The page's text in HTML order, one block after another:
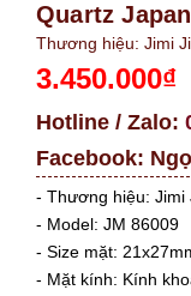
Quartz Japan
Thương hiệu: Jimi
3.450.000₫
Hotline / Zalo:
Facebook:
- Thương hiệu: Jimi
- Model: JM 86009
- Size mặt:
- Mặt kính: Kính